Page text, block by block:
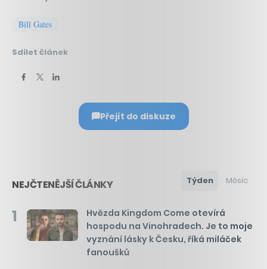
Bill Gates
Sdílet článek
Přejít do diskuze
NEJČTENĚJŠÍ ČLÁNKY Týden Měsíc
1
Hvězda Kingdom Come otevírá
hospodu na Vinohradech. Je to moje
vyznání lásky k Česku, říká miláček
fanoušků